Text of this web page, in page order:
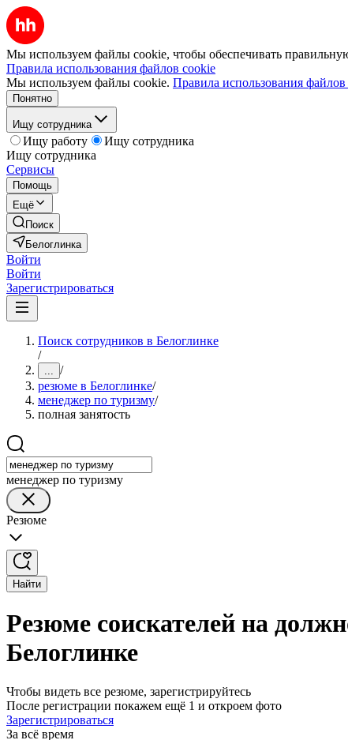
Мы используем файлы cookie, чтобы обеспечивать
Правила использования файлов cookie
Мы используем файлы cookie. Правила использования
Понятно
Ищу сотрудника
Ищу работу
Ищу сотрудника
Ищу сотрудника
Сервисы
Помощь
Ещё
Поиск
Белоглинка
Войти
Войти
Зарегистрироваться
Поиск сотрудников в Белоглинке
/
... /
резюме в Белоглинке/
менеджер по туризму/
полная занятость
менеджер по туризму
Резюме
Найти
Резюме соискателей на
Белоглинке
Чтобы видеть все резюме, зарегистрируйтесь
После регистрации покажем ещё 1 и откроем фото
Зарегистрироваться
За всё время